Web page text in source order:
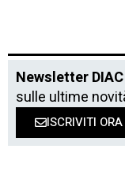
Newsletter DIAC
sulle ultime
ISCRIVITI ORA